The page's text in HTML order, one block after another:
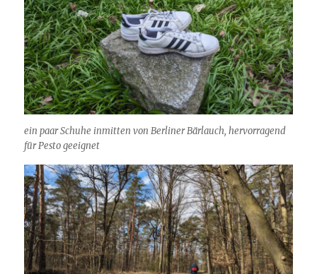
ein paar Schuhe inmitten von Berliner Bärlauch, hervorragend
für Pesto geeignet